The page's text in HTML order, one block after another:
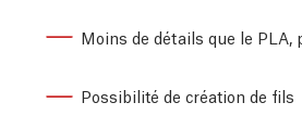
Moins de détails que le PLA,
Possibilité de création de fils